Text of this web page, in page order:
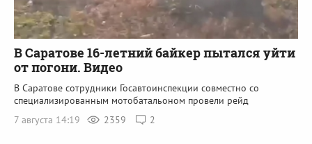
В Саратове 16-летний байкер пытался уйти
от погони. Видео
В Саратове сотрудники Госавтоинспекции совместно со
специализированным мотобатальоном провели рейд
7 августа 14:19
2359 2